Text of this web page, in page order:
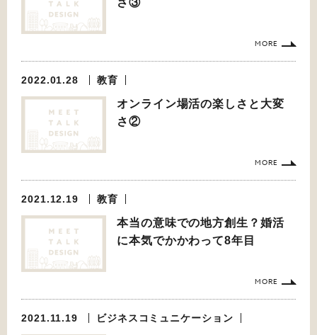
さ③
MORE
2022.01.28 教育
オンライン場活の楽しさと大変
さ②
MORE
2021.12.19 教育
本当の意味での地方創生？婚活
に本気でかかわって8年目
MORE
2021.11.19 ビジネスコミュニケーション